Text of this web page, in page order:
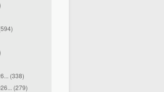
(338)
(279)